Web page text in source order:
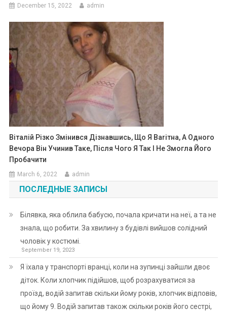
December 15, 2022 admin
Віталій Різко Змінився Дізнавшись, Що Я Ваrітна, А Одного
Вечора Він Учинив Таке, Після Чого Я Так І Не Змогла Його
Пробачити
March 6, 2022 admin
ПОСЛЕДНЫЕ ЗАПИСЫ
Білявка, яка облила бабусю, почала кричати на неї, а та не
знала, що робити. За хвилину з будівлі вийшов солідний
чоловік у костюмі.
September 19, 2023
Я їхала у транспорті вранці, коли на зупинці зайшли двоє
діток. Коли хлопчик підійшов, щоб розрахуватися за
проїзд, водій запитав скільки йому років, хлопчик відповів,
що йому 9. Водій запитав також скільки років його сестрі,